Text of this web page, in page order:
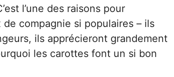
l’une des raisons pour
compagnie si populaires – ils
ils apprécieront grandement
les carottes font un si bon